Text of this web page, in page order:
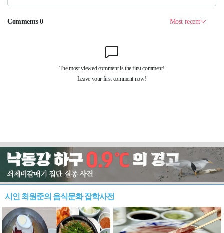
시인 최원준의 음식문화 잡학사전